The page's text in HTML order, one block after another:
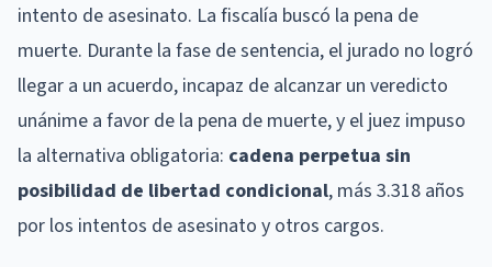
intento de asesinato. La fiscalía buscó la pena de
muerte. Durante la fase de sentencia, el jurado no logró
llegar a un acuerdo, incapaz de alcanzar un veredicto
unánime a favor de la pena de muerte, y el juez impuso
la alternativa obligatoria: cadena perpetua sin
posibilidad de libertad condicional, más 3.318 años
por los intentos de asesinato y otros cargos.